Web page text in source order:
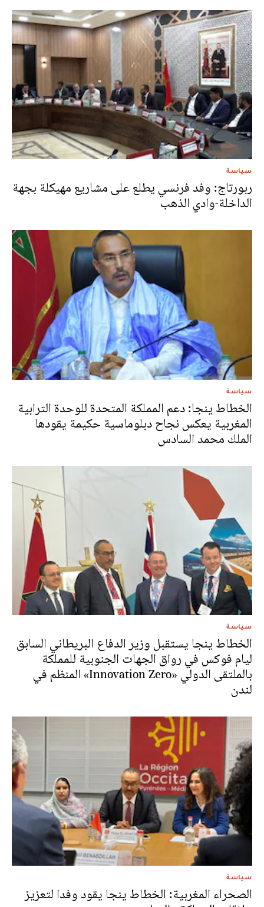
سياسة
ربورتاج: وفد فرنسي يطلع على مشاريع مهيكلة بجهة
الداخلة-وادي الذهب
سياسة
الخطاط ينجا: دعم المملكة المتحدة للوحدة الترابية
المغربية يعكس نجاح دبلوماسية حكيمة يقودها
الملك محمد السادس
سياسة
الخطاط ينجا يستقبل وزير الدفاع البريطاني السابق
ليام فوكس في رواق الجهات الجنوبية للمملكة
بالملتقى الدولي «Innovation Zero» المنظم في
لندن
سياسة
الصحراء المغربية: الخطاط ينجا يقود وفدا لتعزيز